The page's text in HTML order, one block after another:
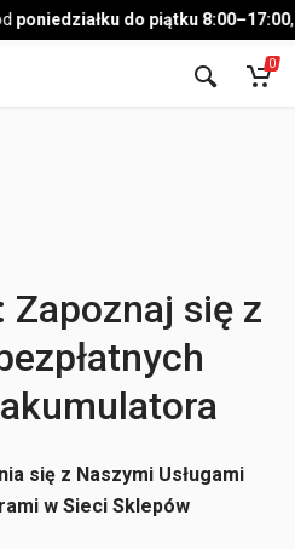
poniedziałku do piątku 8:00–17:00,
0
Zapoznaj się z
się z Naszymi Usługami
w Sieci Sklepów